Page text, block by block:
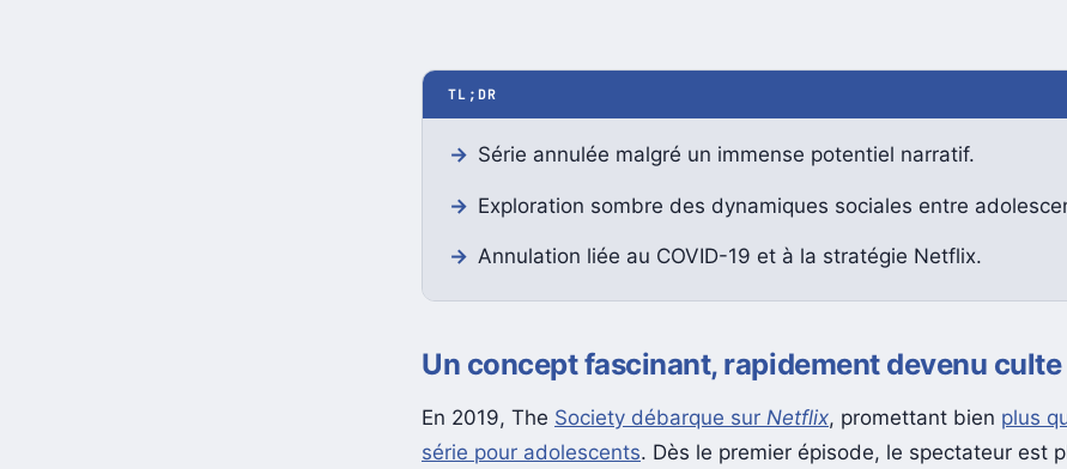
TL;DR
Série annulée malgré un immense potentiel narratif.
Exploration sombre des dynamiques sociales entre
Annulation liée au COVID-19 et à la stratégie Netflix.
Un concept fascinant, rapidement devenu culte
En 2019, The Society débarque sur Netflix, promettant bien plus
série pour adolescents. Dès le premier épisode, le spectateur est